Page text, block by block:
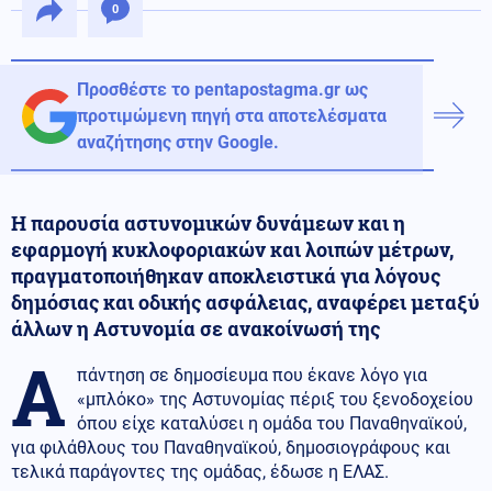
0
Προσθέστε το pentapostagma.gr ως
προτιμώμενη πηγή στα αποτελέσματα
αναζήτησης στην Google.
Η παρουσία αστυνομικών δυνάμεων και η
εφαρμογή κυκλοφοριακών και λοιπών μέτρων,
πραγματοποιήθηκαν αποκλειστικά για λόγους
δημόσιας και οδικής ασφάλειας, αναφέρει μεταξύ
άλλων η Αστυνομία σε ανακοίνωσή της
Α πάντηση σε δημοσίευμα που έκανε λόγο για
«μπλόκο» της Αστυνομίας πέριξ του ξενοδοχείου
όπου είχε καταλύσει η ομάδα του Παναθηναϊκού,
για φιλάθλους του Παναθηναϊκού, δημοσιογράφους και
τελικά παράγοντες της ομάδας, έδωσε η ΕΛΑΣ.